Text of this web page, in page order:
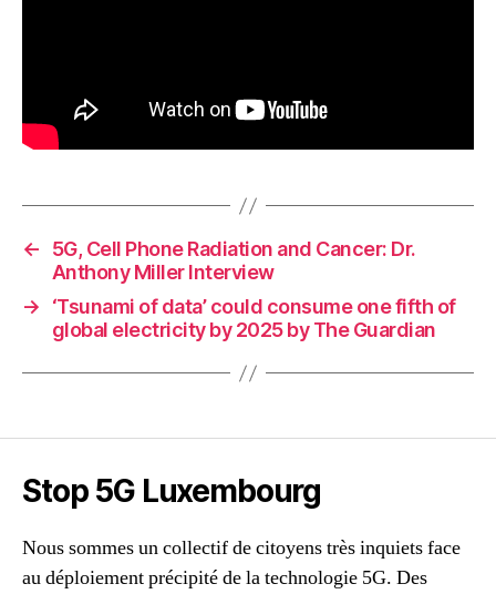
←
5G, Cell Phone Radiation and Cancer: Dr.
Anthony Miller Interview
→
‘Tsunami of data’ could consume one fifth of
global electricity by 2025 by The Guardian
Stop 5G Luxembourg
Nous sommes un collectif de citoyens très inquiets face
au déploiement précipité de la technologie 5G. Des